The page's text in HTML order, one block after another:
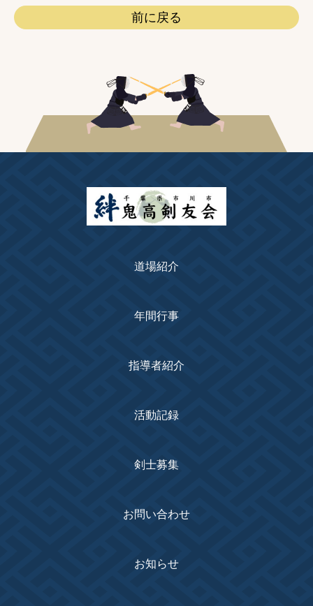
前に戻る
道場紹介
年間行事
指導者紹介
活動記録
剣士募集
お問い合わせ
お知らせ